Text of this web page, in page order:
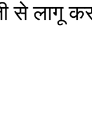
से लागू